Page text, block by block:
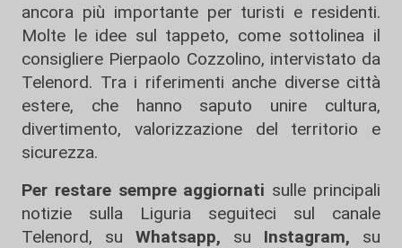
ancora più importante per turisti e residenti.
Molte le idee sul tappeto, come sottolinea il
consigliere Pierpaolo Cozzolino, intervistato da
Telenord. Tra i riferimenti anche diverse città
estere, che hanno saputo unire cultura,
divertimento, valorizzazione del territorio e
sicurezza.
Per restare sempre aggiornati sulle principali
notizie sulla Liguria seguiteci sul canale
Telenord, su
Whatsapp, su Instagram, su